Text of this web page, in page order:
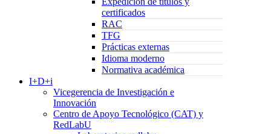
certificados
RAC
TFG
Prácticas externas
Idioma moderno
Normativa académica
I+D+i
Vicegerencia de Investigación e
Innovación
Centro de Apoyo Tecnológico (CAT) y
RedLabU